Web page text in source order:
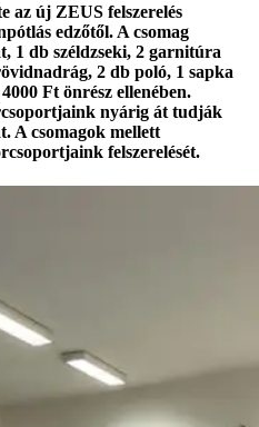
az új ZEUS felszerelés
edzőtől. A csomag
1 db széldzseki, 2 garnitúra
2 db poló, 1 sapka
Ft önrész ellenében.
nyárig át tudják
A csomagok mellett
felszerelését.